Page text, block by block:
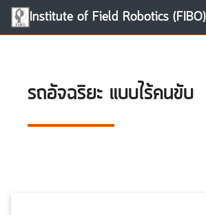
Skip
Institute of Field Robotics (FIBO)
รถอัจฉริยะ แบบไร้คนขับ